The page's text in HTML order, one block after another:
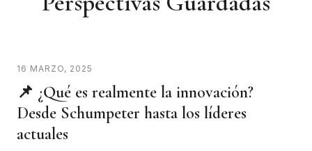
16 MARZO, 2025
📌 ¿Qué es realmente la innovación?
Desde Schumpeter hasta los líderes
actuales